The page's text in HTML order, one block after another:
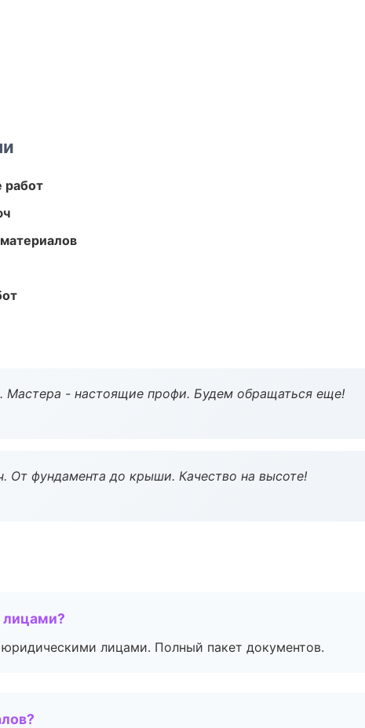
работ
- настоящие профи. Будем обращаться еще!
От фундамента до крыши. Качество на высоте!
лицами?
лицами. Полный пакет документов.